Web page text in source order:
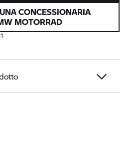
CONCESSIONARIA
MOTORRAD